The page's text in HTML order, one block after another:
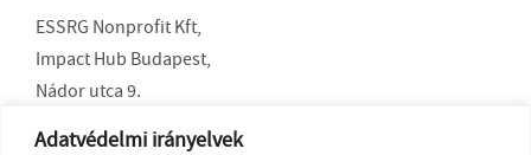
Adatvédelmi irányelvek
ESSRG Nonprofit Kft,
Impact Hub Budapest,
Nádor utca 9.
Budapest 1051